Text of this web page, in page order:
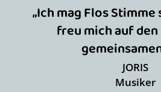
„Ich mag Flos
freu mich auf
JORIS
Musiker